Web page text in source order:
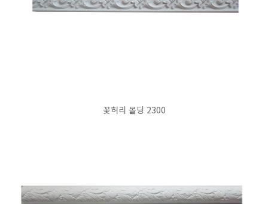
꽃허리 몰딩 2300